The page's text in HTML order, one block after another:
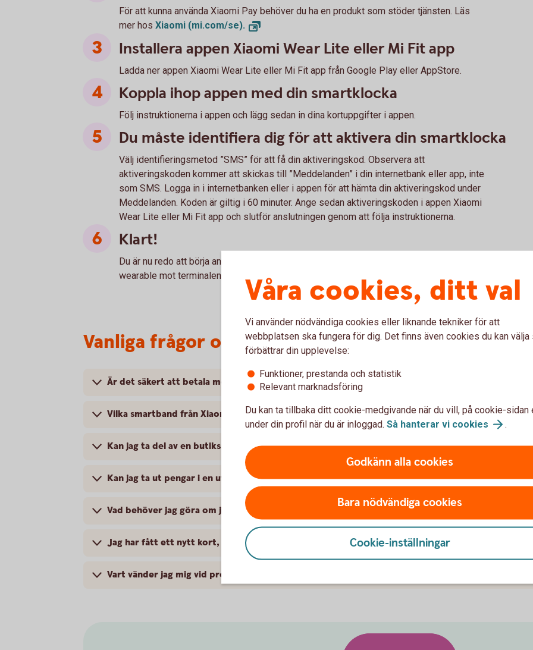
För att kunna använda Xiaomi Pay behöver du ha en produkt som stöder tjänsten. Läs
mer hos Xiaomi (mi.com/se).
Installera appen Xiaomi Wear Lite eller Mi Fit app
Ladda ner appen Xiaomi Wear Lite eller Mi Fit app från Google Play eller AppStore.
Koppla ihop appen med din smartklocka
Följ instruktionerna i appen och lägg sedan in dina kortuppgifter i appen.
Du måste identifiera dig för att aktivera din smartklocka
Välj identifieringsmetod ”SMS” för att få din aktiveringskod. Observera att
aktiveringskoden kommer att skickas till ”Meddelanden” i din internetbank eller app, inte
som SMS. Logga in i internetbanken eller i appen för att hämta din aktiveringskod under
Meddelanden. Koden är giltig i 60 minuter. Ange sedan aktiveringskoden i appen Xiaomi
Wear Lite eller Mi Fit app och slutför anslutningen genom att följa instruktionerna.
Klart!
Du är nu redo att börja använda din wearable i butik. Du betalar genom att blippa din
wearable mot terminalen där symbolen för kontaktlösa betalningar visas.
Vanliga frågor och svar om Xiaomi Pay
Är det säkert att betala med Xiaomi Pay ?
Vilka smartband från Xiaomi fungerar att betala med?
Kan jag ta del av en butiks medlemsprogram när jag handlar med Xiaomi Pay?
Kan jag ta ut pengar i en uttagningsautomat med min wearable från Xiaomi Pay?
Vad behöver jag göra om jag blivit av med min wearable?
Jag har fått ett nytt kort, vad gör jag?
Vart vänder jag mig vid problem?
Våra cookies, ditt val
Vi använder nödvändiga cookies eller liknande tekniker för att
webbplatsen ska fungera för dig. Det finns även cookies du kan välja
förbättrar din upplevelse:
Funktioner, prestanda och statistik
Relevant marknadsföring
Du kan ta tillbaka ditt cookie-medgivande när du vill, på cookie-sidan
under din profil när du är inloggad. Så hanterar vi cookies .
Godkänn alla cookies
Bara nödvändiga cookies
Cookie-inställningar